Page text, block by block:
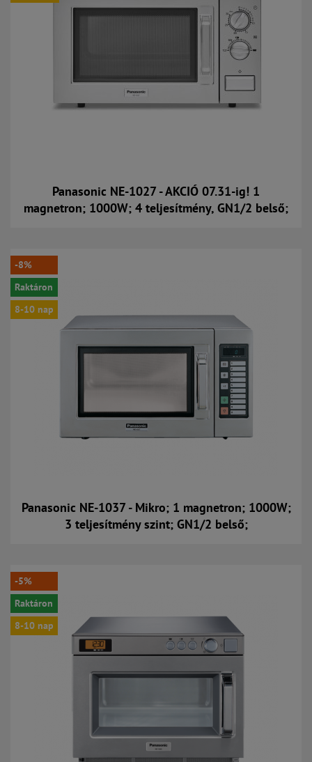
Panasonic NE-1027 - AKCIÓ 07.31-ig! 1
magnetron; 1000W; 4 teljesítmény, GN1/2 belső;
Kosárba
-8%
Raktáron
8-10 nap
Panasonic NE-1037 - Mikro; 1 magnetron; 1000W;
3 teljesítmény szint; GN1/2 belső;
Kosárba
-5%
Raktáron
8-10 nap